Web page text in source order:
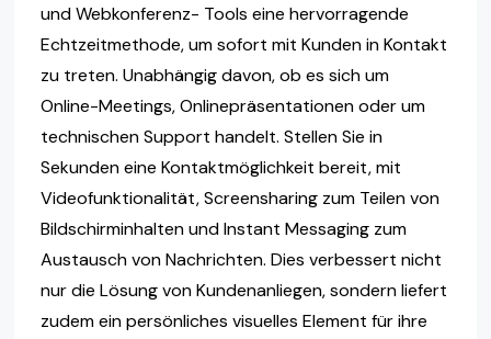
und Webkonferenz- Tools eine hervorragende
Echtzeitmethode, um sofort mit Kunden in Kontakt
zu treten. Unabhängig davon, ob es sich um
Online-Meetings, Onlinepräsentationen oder um
technischen Support handelt. Stellen Sie in
Sekunden eine Kontaktmöglichkeit bereit, mit
Videofunktionalität, Screensharing zum Teilen von
Bildschirminhalten und Instant Messaging zum
Austausch von Nachrichten. Dies verbessert nicht
nur die Lösung von Kundenanliegen, sondern liefert
zudem ein persönliches visuelles Element für ihre